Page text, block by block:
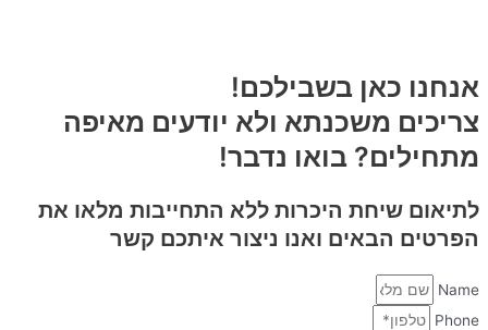
אנחנו כאן בשבילכם!
צריכים משכנתא ולא יודעים מאיפה
מתחילים? בואו נדבר!
לתיאום שיחת היכרות ללא התחייבות מלאו את
הפרטים הבאים ואנו ניצור איתכם קשר
Name
Phone